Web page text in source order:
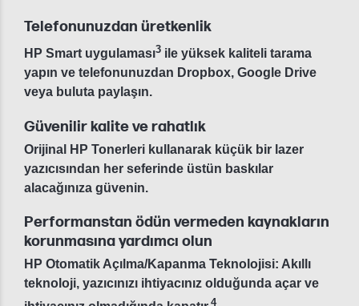
Telefonunuzdan üretkenlik
HP Smart uygulaması3 ile yüksek kaliteli tarama
yapın ve telefonunuzdan Dropbox, Google Drive
veya buluta paylaşın.
Güvenilir kalite ve rahatlık
Orijinal HP Tonerleri kullanarak küçük bir lazer
yazıcısından her seferinde üstün baskılar
alacağınıza güvenin.
Performanstan ödün vermeden kaynakların
korunmasına yardımcı olun
HP Otomatik Açılma/Kapanma Teknolojisi: Akıllı
teknoloji, yazıcınızı ihtiyacınız olduğunda açar ve
4